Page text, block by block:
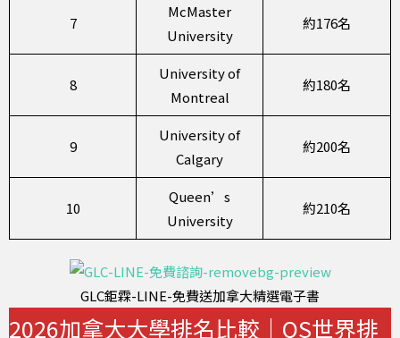
7
McMaster
University
約176名
8
University of
Montreal
約180名
9
University of
Calgary
約200名
10
Queen’s
University
約210名
GLC鉅霖-LINE-免費送加拿大精選電子書
2026加拿大大學排名比較｜QS世界排